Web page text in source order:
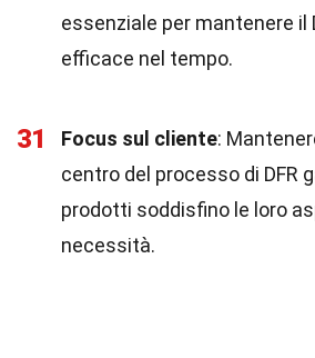
essenziale per mantenere il
efficace nel tempo.
31 Focus sul cliente:
centro del processo di DFR
prodotti soddisfino le loro
necessità.